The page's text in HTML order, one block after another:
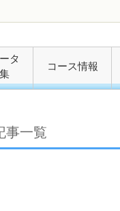
タ
コース情報
事一覧